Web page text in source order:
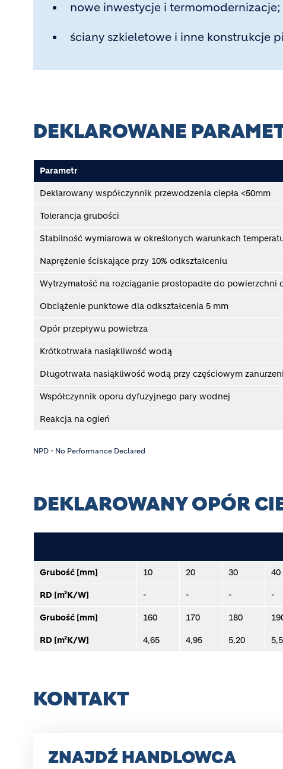
nowe inwestycje i termomodernizacje;
ściany szkieletowe i inne konstrukcje
DEKLAROWANE
Parametr
Deklarowany współczynnik przewodzenia ciepła <50mm
Tolerancja grubości
Stabilność wymiarowa w określonych warunkach
Naprężenie ściskające przy 10% odkształceniu
Wytrzymałość na rozciąganie prostopadłe do powierzchni
Obciążenie punktowe dla odkształcenia 5 mm
Opór przepływu powietrza
Krótkotrwała nasiąkliwość wodą
Długotrwała nasiąkliwość wodą przy częściowym
Współczynnik oporu dyfuzyjnego pary wodnej
Reakcja na ogień
NPD - No Performance Declared
DEKLAROWANY OPÓR
Grubość [mm] 10 20 30 40
RD [m²K/W] - - - -
Grubość [mm] 160 170 180
RD [m²K/W] 4,65 4,95 5,20
KONTAKT
ZNAJDŹ HANDLOWCA